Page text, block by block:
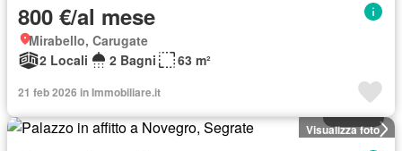
800 €/al mese
Mirabello, Carugate
2 Locali
2 Bagni 63 m²
21 feb 2026 in Immobiliare.it
Visualizza foto